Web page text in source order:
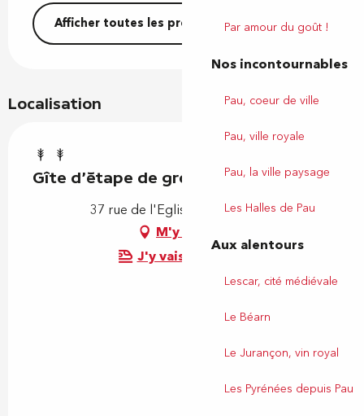
Par amour du goût !
Nos incontournables
Pau, coeur de ville
Pau, ville royale
Pau, la ville paysage
Les Halles de Pau
Aux alentours
Lescar, cité médiévale
Le Béarn
Le Jurançon, vin royal
Les Pyrénées depuis Pau
Afficher toutes les prestations
Localisation
Gîte d'étape de groupe Biscar
37 rue de l'Eglise, 64230 Arbus
M'y rendre
J'y vais en train !